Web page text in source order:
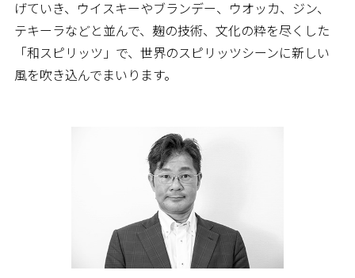
げていき、ウイスキーやブランデー、ウオッカ、ジン、
テキーラなどと並んで、麹の技術、文化の粋を尽くした
「和スピリッツ」で、世界のスピリッツシーンに新しい
風を吹き込んでまいります。